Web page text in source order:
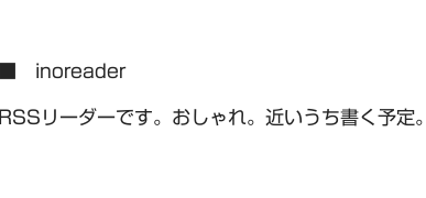
■ inoreader
RSSリーダーです。おしゃれ。近いうち書く予定。